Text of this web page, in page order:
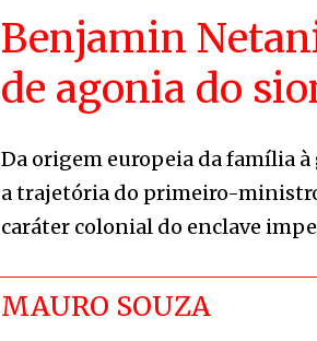
Benjamin
de agonia do
Da origem europeia da família à
a trajetória do primeiro-
caráter colonial do enclave
MAURO SOUZA